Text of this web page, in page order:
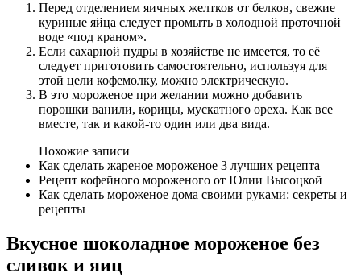
Перед отделением яичных желтков от белков, свежие
куриные яйца следует промыть в холодной проточной
воде «под краном».
Если сахарной пудры в хозяйстве не имеется, то её
следует приготовить самостоятельно, используя для
этой цели кофемолку, можно электрическую.
В это мороженое при желании можно добавить
порошки ванили, корицы, мускатного ореха. Как все
вместе, так и какой-то один или два вида.
Похожие записи
Как сделать жареное мороженое 3 лучших рецепта
Рецепт кофейного мороженого от Юлии Высоцкой
Как сделать мороженое дома своими руками: секреты и
рецепты
Вкусное шоколадное мороженое без
сливок и яиц